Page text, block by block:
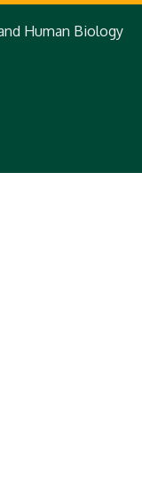
Human Biology